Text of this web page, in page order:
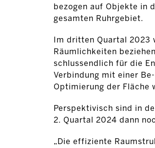
bezogen auf Objekte in
gesamten Ruhrgebiet.
Im dritten Quartal 2023
Räumlichkeiten
schlussendlich für die
Verbindung mit einer
Optimierung der Fläche
Perspektivisch sind in
2. Quartal 2024 dann
„Die effiziente